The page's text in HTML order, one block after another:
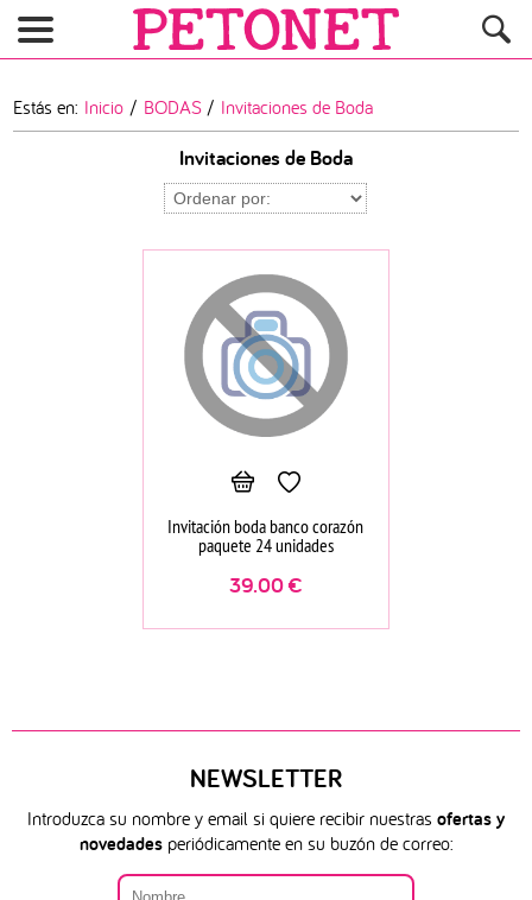
Estás en: Inicio / BODAS / Invitaciones de Boda
Invitaciones de Boda
Invitación boda banco corazón
paquete 24 unidades
39.00€
NEWSLETTER
Introduzca su nombre y email si quiere recibir nuestras ofertas y
novedadesperiódicamente en su buzón de correo: